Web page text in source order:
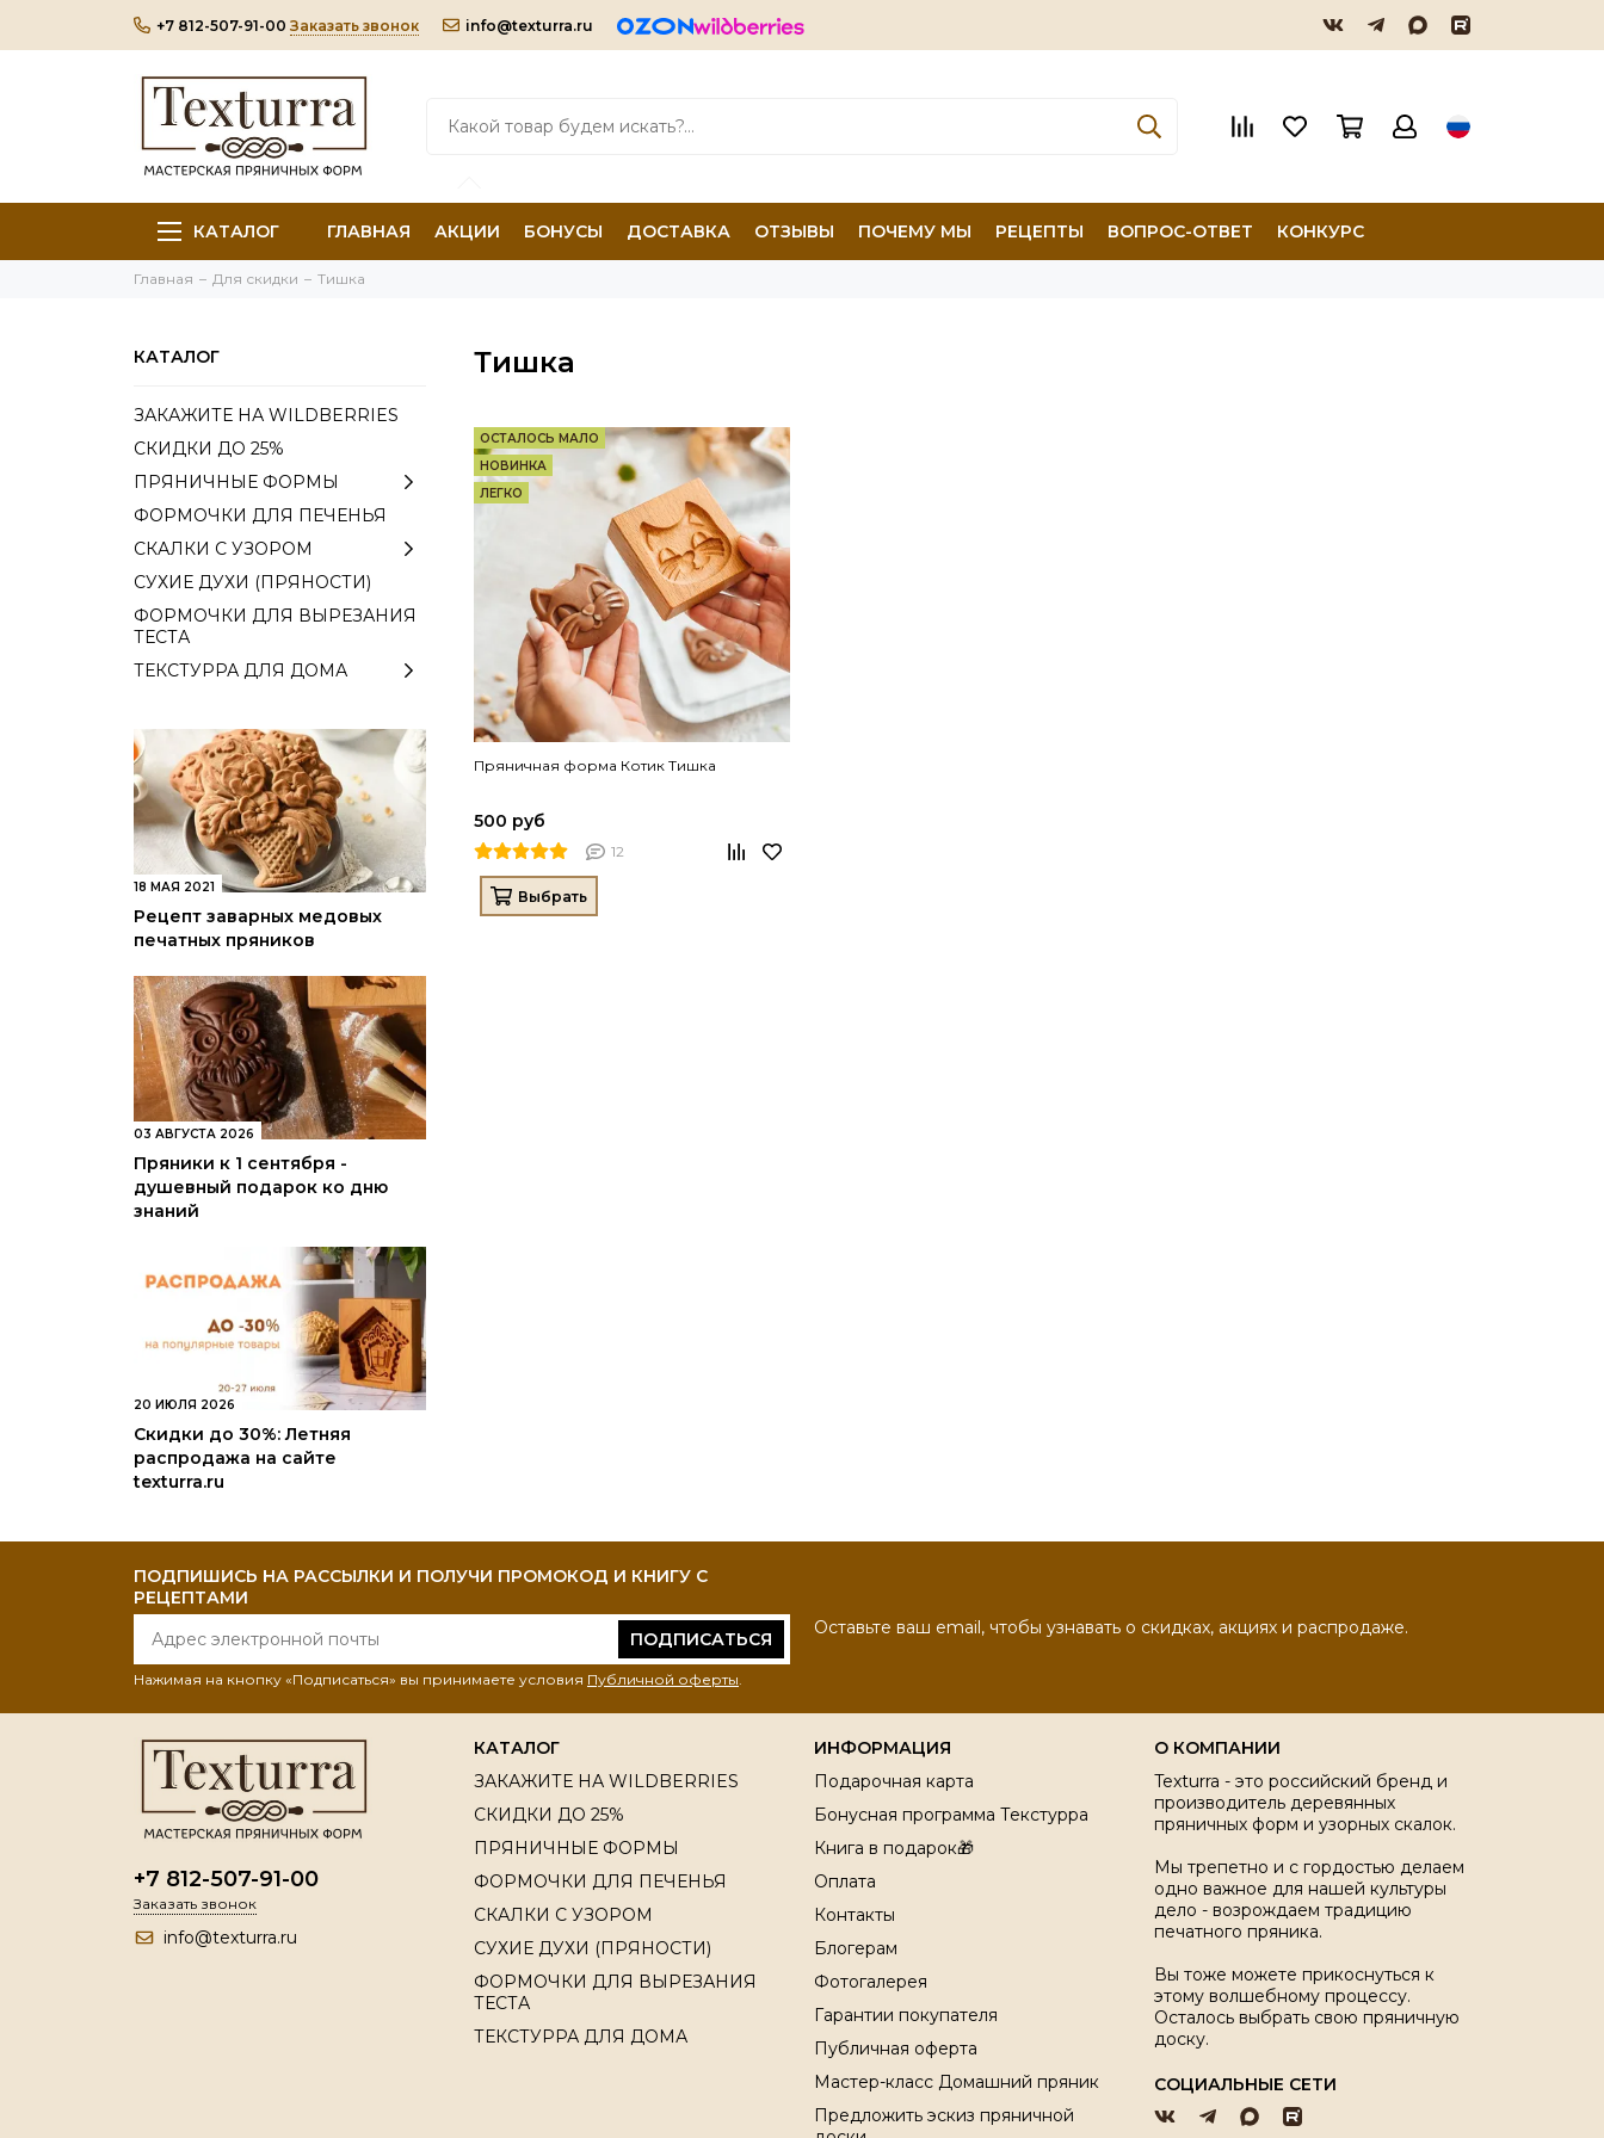
+7 812-507-91-00 Заказать звонок info@texturra.ru
КАТАЛОГ ГЛАВНАЯ АКЦИИ БОНУСЫ ДОСТАВКА ОТЗЫВЫ ПОЧЕМУ МЫ РЕЦЕПТЫ ВОПРОС-ОТВЕТ КОНКУРС
Главная Для скидки Тишка
КАТАЛОГ
ЗАКАЖИТЕ НА WILDBERRIES
СКИДКИ ДО 25%
ПРЯНИЧНЫЕ ФОРМЫ
ФОРМОЧКИ ДЛЯ ПЕЧЕНЬЯ
СКАЛКИ С УЗОРОМ
СУХИЕ ДУХИ (ПРЯНОСТИ)
ФОРМОЧКИ ДЛЯ ВЫРЕЗАНИЯ
ТЕСТА
ТЕКСТУРРА ДЛЯ ДОМА
18 МАЯ 2021
Рецепт заварных медовых
печатных пряников
03 АВГУСТА 2026
Пряники к 1 сентября -
душевный подарок ко дню
знаний
20 ИЮЛЯ 2026
Скидки до 30%: Летняя
распродажа на сайте
texturra.ru
Тишка
ОСТАЛОСЬ МАЛО
НОВИНКА
ЛЕГКО
Пряничная форма Котик Тишка
500 руб
12
Выбрать
ПОДПИШИСЬ НА РАССЫЛКИ И ПОЛУЧИ ПРОМОКОД И КНИГУ С
РЕЦЕПТАМИ
ПОДПИСАТЬСЯ
Нажимая на кнопку «Подписаться» вы принимаете условия Публичной оферты.
Оставьте ваш email, чтобы узнавать о скидках, акциях и распродаже.
+7 812-507-91-00
Заказать звонок
info@texturra.ru
КАТАЛОГ
ЗАКАЖИТЕ НА WILDBERRIES
СКИДКИ ДО 25%
ПРЯНИЧНЫЕ ФОРМЫ
ФОРМОЧКИ ДЛЯ ПЕЧЕНЬЯ
СКАЛКИ С УЗОРОМ
СУХИЕ ДУХИ (ПРЯНОСТИ)
ФОРМОЧКИ ДЛЯ ВЫРЕЗАНИЯ
ТЕСТА
ТЕКСТУРРА ДЛЯ ДОМА
ИНФОРМАЦИЯ
Подарочная карта
Бонусная программа Текстурра
Книга в подарок🎁
Оплата
Контакты
Блогерам
Фотогалерея
Гарантии покупателя
Публичная оферта
Мастер-класс Домашний пряник
Предложить эскиз пряничной
О КОМПАНИИ
Texturra - это российский бренд и
производитель деревянных
пряничных форм и узорных скалок.
Мы трепетно и с гордостью делаем
одно важное для нашей культуры
дело - возрождаем традицию
печатного пряника.
Вы тоже можете прикоснуться к
этому волшебному процессу.
Осталось выбрать свою пряничную
доску.
СОЦИАЛЬНЫЕ СЕТИ